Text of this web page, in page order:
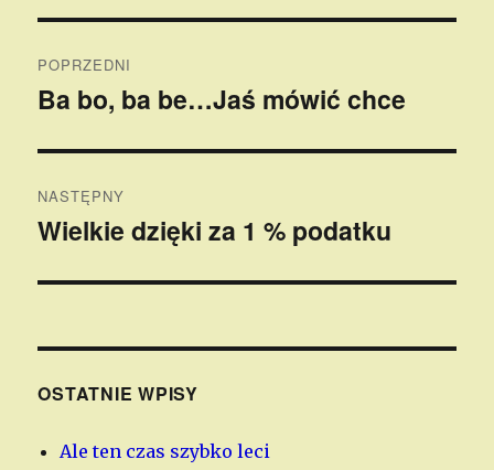
wpisu
POPRZEDNI
Poprzedni
Ba bo, ba be…Jaś mówić chce
NASTĘPNY
Następny
Wielkie dzięki za 1 % podatku
OSTATNIE WPISY
Ale ten czas szybko leci